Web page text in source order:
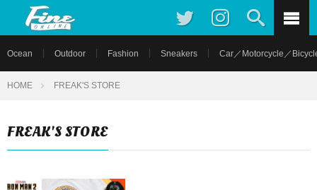
Ocean Outdoor Fashion Sneakers Car／Motorcycle／
HOME FREAK'S STORE
FREAK'S STORE